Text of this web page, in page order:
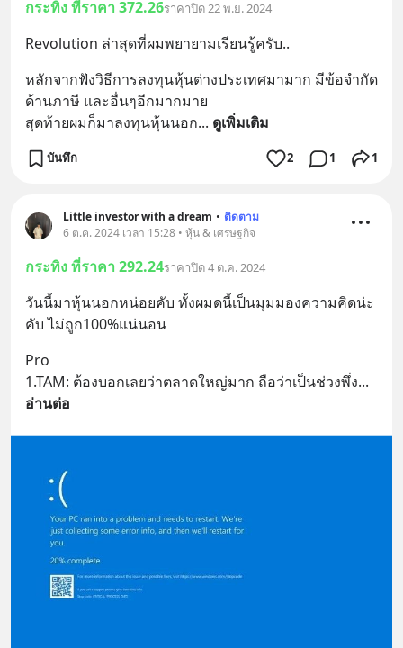
กระทิง ที่ราคา 372.26ราคาปิด 22 พ.ย. 2024
Revolution ล่าสุดที่ผมพยายามเรียนรู้ครับ..
หลักจากฟังวิธีการลงทุนหุ้นต่างประเทศมามาก มีข้อจำกัด
ด้านภาษี และอื่นๆอีกมากมาย
สุดท้ายผมก็มาลงทุนหุ้นนอก... ดูเพิ่มเติม
บันทึก 2 1 1
Little investor with a dream • ติดตาม
6 ต.ค. 2024 เวลา 15:28 • หุ้น & เศรษฐกิจ
กระทิง ที่ราคา 292.24ราคาปิด 4 ต.ค. 2024
วันนี้มาหุ้นนอกหน่อยคับ ทั้งผมดนี้เป็นมุมมองความคิดน่ะ
คับ ไม่ถูก100%แน่นอน
Pro
1.TAM: ต้องบอกเลยว่าตลาดใหญ่มาก ถือว่าเป็นช่วงพึ่ง
อ่านต่อ